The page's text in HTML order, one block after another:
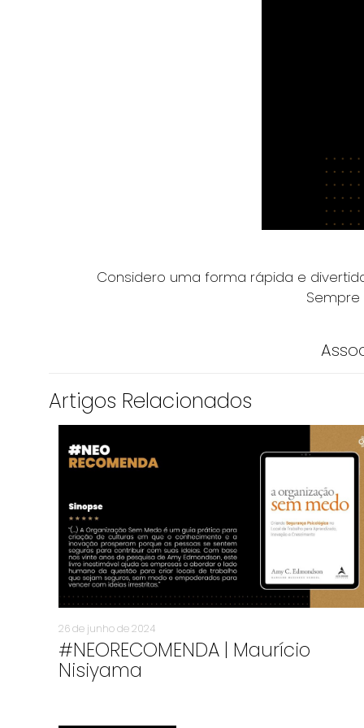
Considero uma forma rápida e
Artigos Relacionados
26 de junho de 2024
#NEORECOMENDA | Maurício
Nisiyama